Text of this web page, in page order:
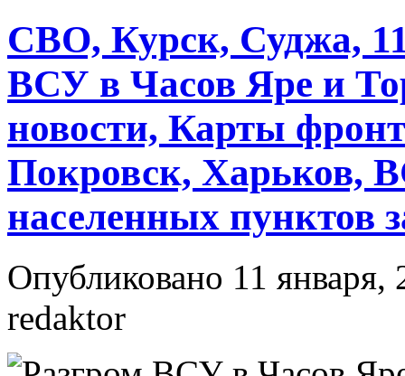
СВО, Курск, Суджа,
ВСУ в Часов Яре и
новости, Карты
Покровск, Харьков,
населенных пунктов
Опубликовано 11 января,
redaktor